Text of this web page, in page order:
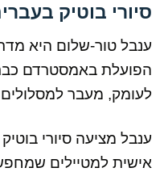
סיורי בוטיק
ענבל טור-שלום היא
הפועלת באמסטרדם
לעומק, מעבר
ענבל מציעה סיורי
אישית למטיילים